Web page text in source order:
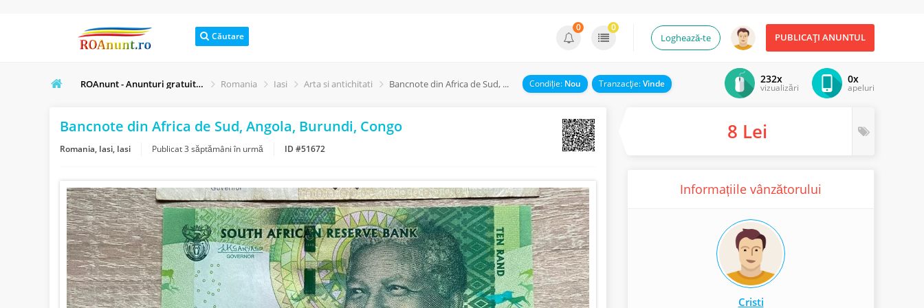
Căutare PUBLICAȚI ANUNTUL
Loghează-te
0 0
ROAnunt - Anunturi gratuite online Romania Iasi Arta si antichitati Bancnote din Africa de Sud, Angola, Burundi, Congo Condiție: Nou Tranzacţie:Vinde 0x
apeluri
232x
vizualizări
Bancnote din Africa de Sud, Angola, Burundi, Congo
Romania, Iasi, Iasi Publicat3 săptămâni în urmă ID #51672
8 Lei
Informațiile vânzătorului
Cristi